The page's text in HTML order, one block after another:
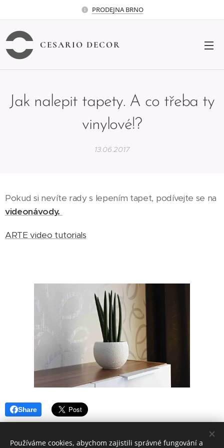
PRODEJNA BRNO
CESARIO DECOR
Jak nalepit tapety. A co třeba ty
vinylové!?
13.06.2017
Pokud si nevíte rady s lepením tapet, podívejte se na
videonávody.
ARTE video tutorials
Share
Používáme cookies, abychom zajistili správné fungování a